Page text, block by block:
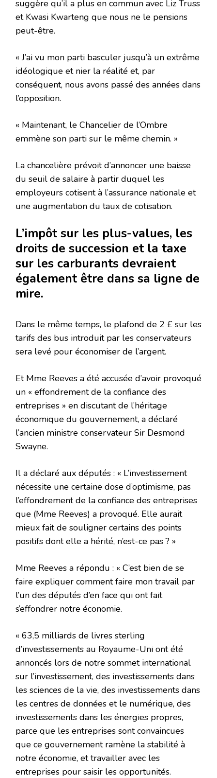
suggère qu’il a plus en commun avec Liz Truss
et Kwasi Kwarteng que nous ne le pensions
peut-être.
« J’ai vu mon parti basculer jusqu’à un extrême
idéologique et nier la réalité et, par
conséquent, nous avons passé des années dans
l’opposition.
« Maintenant, le Chancelier de l’Ombre
emmène son parti sur le même chemin. »
La chancelière prévoit d’annoncer une baisse
du seuil de salaire à partir duquel les
employeurs cotisent à l’assurance nationale et
une augmentation du taux de cotisation.
L’impôt sur les plus-values, les
droits de succession et la taxe
sur les carburants devraient
également être dans sa ligne de
mire.
Dans le même temps, le plafond de 2 £ sur les
tarifs des bus introduit par les conservateurs
sera levé pour économiser de l’argent.
Et Mme Reeves a été accusée d’avoir provoqué
un « effondrement de la confiance des
entreprises » en discutant de l’héritage
économique du gouvernement, a déclaré
l’ancien ministre conservateur Sir Desmond
Swayne.
Il a déclaré aux députés : « L’investissement
nécessite une certaine dose d’optimisme, pas
l’effondrement de la confiance des entreprises
que (Mme Reeves) a provoqué. Elle aurait
mieux fait de souligner certains des points
positifs dont elle a hérité, n’est-ce pas ? »
Mme Reeves a répondu : « C’est bien de se
faire expliquer comment faire mon travail par
l’un des députés d’en face qui ont fait
s’effondrer notre économie.
« 63,5 milliards de livres sterling
d’investissements au Royaume-Uni ont été
annoncés lors de notre sommet international
sur l’investissement, des investissements dans
les sciences de la vie, des investissements dans
les centres de données et le numérique, des
investissements dans les énergies propres,
parce que les entreprises sont convaincues
que ce gouvernement ramène la stabilité à
notre économie, et travailler avec les
entreprises pour saisir les opportunités.